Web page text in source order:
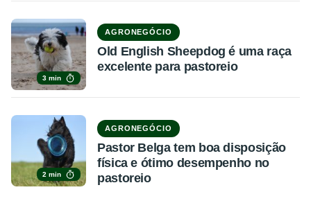
3 min
AGRONEGÓCIO
Old English Sheepdog é uma raça
excelente para pastoreio
2 min
AGRONEGÓCIO
Pastor Belga tem boa disposição
física e ótimo desempenho no
pastoreio